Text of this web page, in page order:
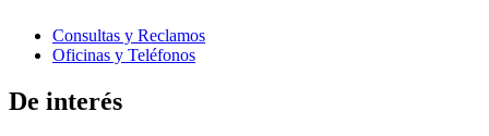
Consultas y Reclamos
Oficinas y Teléfonos
De interés